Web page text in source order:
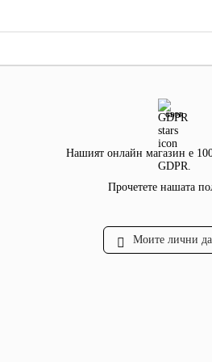
GDPR
Нашият онлайн магазин е
GDPR.
Прочетете нашата
Моите лични